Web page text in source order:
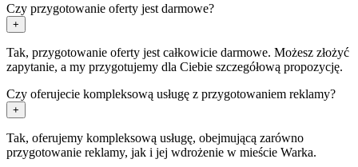
Czy przygotowanie oferty jest darmowe?
+
Tak, przygotowanie oferty jest całkowicie darmowe. Możesz złożyć
zapytanie, a my przygotujemy dla Ciebie szczegółową propozycję.
Czy oferujecie kompleksową usługę z przygotowaniem reklamy?
+
Tak, oferujemy kompleksową usługę, obejmującą zarówno
przygotowanie reklamy, jak i jej wdrożenie w mieście Warka.